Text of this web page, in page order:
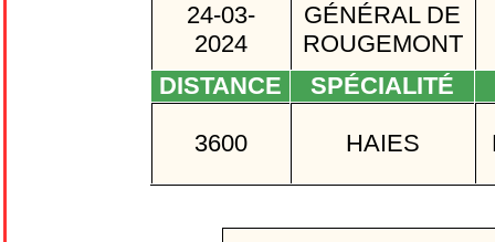
24-03-
2024
GÉNÉRAL DE
ROUGEMONT
DISTANCE
SPÉCIALITÉ
3600 HAIES